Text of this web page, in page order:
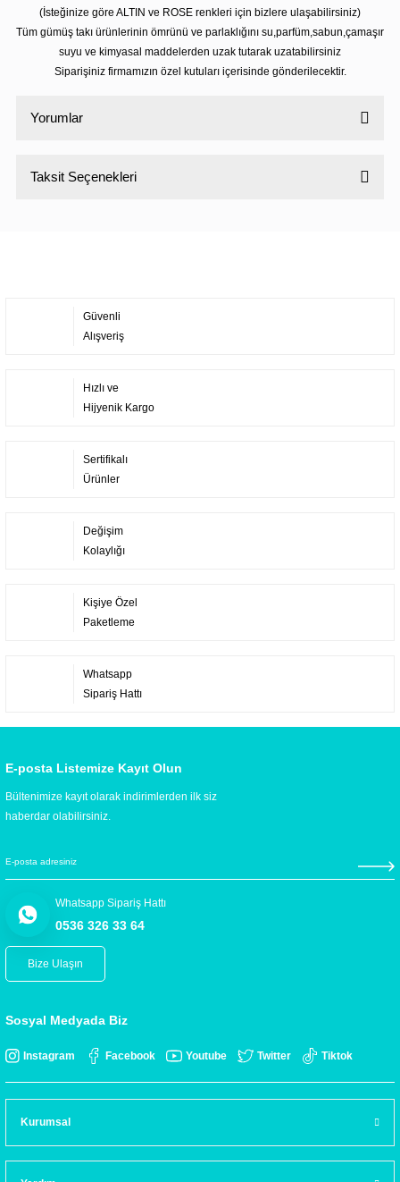
(İsteğinize göre ALTIN ve ROSE renkleri için bizlere ulaşabilirsiniz)
Tüm gümüş takı ürünlerinin ömrünü ve parlaklığını su,parfüm,sabun,çamaşır
suyu ve kimyasal maddelerden uzak tutarak uzatabilirsiniz
Siparişiniz firmamızın özel kutuları içerisinde gönderilecektir.
Yorumlar
Taksit Seçenekleri
Güvenli
Alışveriş
Hızlı ve
Hijyenik Kargo
Sertifikalı
Ürünler
Değişim
Kolaylığı
Kişiye Özel
Paketleme
Whatsapp
Sipariş Hattı
E-posta Listemize Kayıt Olun
Bültenimize kayıt olarak indirimlerden ilk siz
haberdar olabilirsiniz.
Whatsapp Sipariş Hattı
0536 326 33 64
Bize Ulaşın
Sosyal Medyada Biz
Instagram Facebook Youtube Twitter Tiktok
Kurumsal